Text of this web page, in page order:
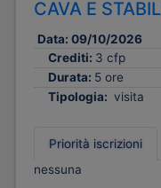
CAVA E
Data: 09/10/2026
Crediti: 3 cfp
Durata: 5 ore
Tipologia: visita
Priorità iscrizioni
nessuna